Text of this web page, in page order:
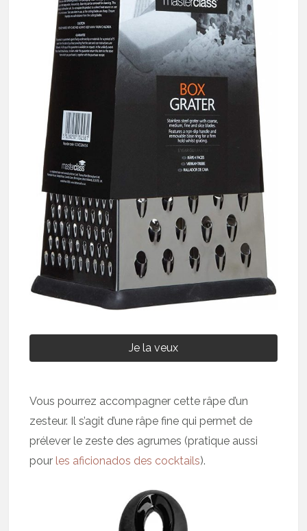
Je la veux
Vous pourrez accompagner cette râpe d’un
zesteur. Il s’agit d’une râpe fine qui permet de
prélever le zeste des agrumes (pratique aussi
pour les aficionados des cocktails).